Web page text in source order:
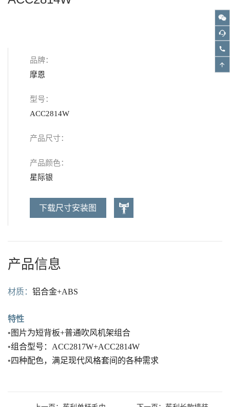
品牌：
摩恩
型号：
ACC2814W
产品尺寸：
产品颜色：
星际银
下载尺寸安装图
产品信息
材质： 铝合金+ABS
特性
• 图片为短背板+普通吹风机架组合
•组合型号： ACC2817W+ACC2814W
•四种配色，满足现代风格套间的各种需求